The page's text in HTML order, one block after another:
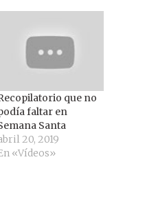
que no
faltar en
Santa
20, 2019
«Vídeos»